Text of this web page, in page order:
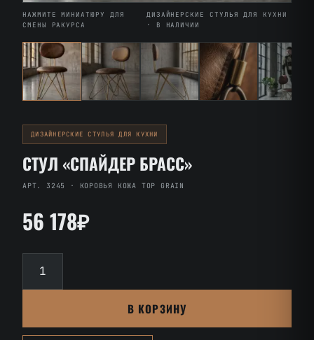
НАЖМИТЕ МИНИАТЮРУ ДЛЯ
СМЕНЫ РАКУРСА
ДИЗАЙНЕРСКИЕ СТУЛЬЯ ДЛЯ КУХНИ
· В НАЛИЧИИ
ДИЗАЙНЕРСКИЕ СТУЛЬЯ ДЛЯ КУХНИ
СТУЛ «СПАЙДЕР БРАСС»
АРТ. 3245 · КОРОВЬЯ КОЖА TOP GRAIN
56 178₽
товара
Брасс»
В КОРЗИНУ